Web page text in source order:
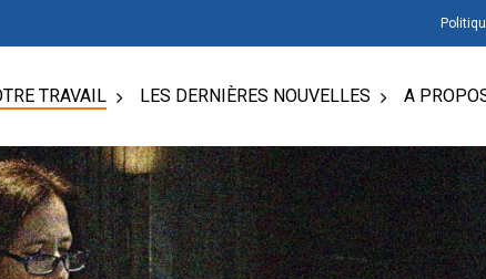
TRAVAIL LES DERNIÈRES NOUVELLES A